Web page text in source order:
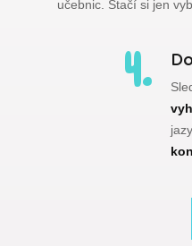
učebnic. Stačí si jen